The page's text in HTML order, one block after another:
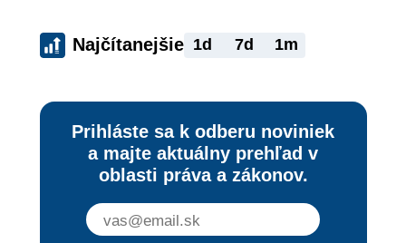
Najčítanejšie 1d 7d 1m
Prihláste sa k odberu noviniek
a majte aktuálny prehľad v
oblasti práva a zákonov.